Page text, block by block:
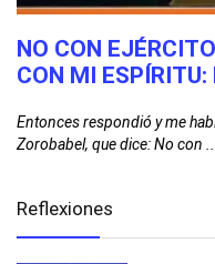
NO CON
CON MI
Entonces respondió y me
Zorobabel, que dice: No con
Reflexiones